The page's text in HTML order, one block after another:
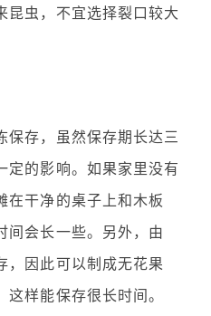
昆虫，不宜选择裂口较大
保存，虽然保存期长达三
定的影响。如果家里没有
在干净的桌子上和木板
间会长一些。另外，由
，因此可以制成无花果
样能保存很长时间。